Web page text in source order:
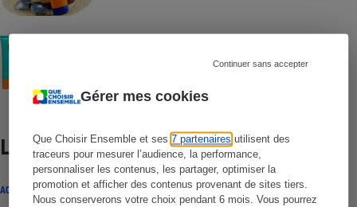
Gérer mes cookies
Que Choisir Ensemble et ses7 partenaires utilisent des
traceurs pour mesurer l’audience, la performance,
personnaliser les contenus, les partager, optimiser la
promotion et afficher des contenus provenant de sites tiers.
Nous conserverons votre choix pendant 6 mois. Vous pourrez
Continuer sans accepter
Lire aussi
ACTUALITÉ